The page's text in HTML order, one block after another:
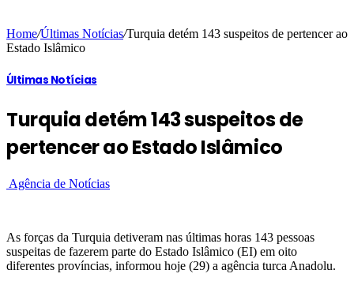
Home/Últimas Notícias/Turquia detém 143 suspeitos de pertencer ao
Estado Islâmico
Últimas Notícias
Turquia detém 143 suspeitos de
pertencer ao Estado Islâmico
Agência de Notícias
As forças da Turquia detiveram nas últimas horas 143 pessoas
suspeitas de fazerem parte do Estado Islâmico (EI) em oito
diferentes províncias, informou hoje (29) a agência turca Anadolu.